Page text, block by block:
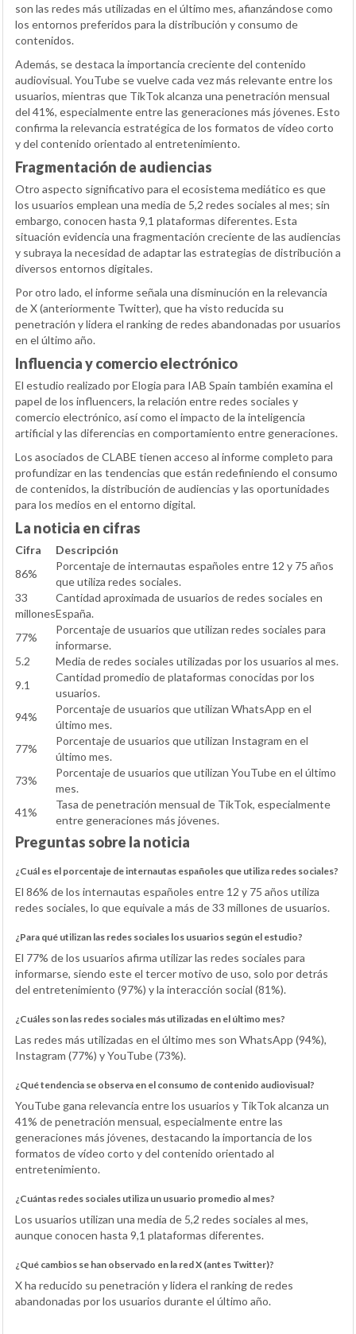
son las redes más utilizadas en el último mes, afianzándose como
los entornos preferidos para la distribución y consumo de
contenidos.
Además, se destaca la importancia creciente del contenido
audiovisual. YouTube se vuelve cada vez más relevante entre los
usuarios, mientras que TikTok alcanza una penetración mensual
del 41%, especialmente entre las generaciones más jóvenes. Esto
confirma la relevancia estratégica de los formatos de vídeo corto
y del contenido orientado al entretenimiento.
Fragmentación de audiencias
Otro aspecto significativo para el ecosistema mediático es que
los usuarios emplean una media de 5,2 redes sociales al mes; sin
embargo, conocen hasta 9,1 plataformas diferentes. Esta
situación evidencia una fragmentación creciente de las audiencias
y subraya la necesidad de adaptar las estrategias de distribución a
diversos entornos digitales.
Por otro lado, el informe señala una disminución en la relevancia
de X (anteriormente Twitter), que ha visto reducida su
penetración y lidera el ranking de redes abandonadas por usuarios
en el último año.
Influencia y comercio electrónico
El estudio realizado por Elogia para IAB Spain también examina el
papel de los influencers, la relación entre redes sociales y
comercio electrónico, así como el impacto de la inteligencia
artificial y las diferencias en comportamiento entre generaciones.
Los asociados de CLABE tienen acceso al informe completo para
profundizar en las tendencias que están redefiniendo el consumo
de contenidos, la distribución de audiencias y las oportunidades
para los medios en el entorno digital.
La noticia en cifras
Cifra
Descripción
86%
Porcentaje de internautas españoles entre 12 y 75 años
que utiliza redes sociales.
33
millones
Cantidad aproximada de usuarios de redes sociales en
España.
77%
Porcentaje de usuarios que utilizan redes sociales para
informarse.
5.2
Media de redes sociales utilizadas por los usuarios al mes.
9.1
Cantidad promedio de plataformas conocidas por los
usuarios.
94%
Porcentaje de usuarios que utilizan WhatsApp en el
último mes.
77%
Porcentaje de usuarios que utilizan Instagram en el
último mes.
73%
Porcentaje de usuarios que utilizan YouTube en el último
mes.
41%
Tasa de penetración mensual de TikTok, especialmente
entre generaciones más jóvenes.
Preguntas sobre la noticia
¿Cuál es el porcentaje de internautas españoles que utiliza redes sociales?
El 86% de los internautas españoles entre 12 y 75 años utiliza
redes sociales, lo que equivale a más de 33 millones de usuarios.
¿Para qué utilizan las redes sociales los usuarios según el estudio?
El 77% de los usuarios afirma utilizar las redes sociales para
informarse, siendo este el tercer motivo de uso, solo por detrás
del entretenimiento (97%) y la interacción social (81%).
¿Cuáles son las redes sociales más utilizadas en el último mes?
Las redes más utilizadas en el último mes son WhatsApp (94%),
Instagram (77%) y YouTube (73%).
¿Qué tendencia se observa en el consumo de contenido audiovisual?
YouTube gana relevancia entre los usuarios y TikTok alcanza un
41% de penetración mensual, especialmente entre las
generaciones más jóvenes, destacando la importancia de los
formatos de vídeo corto y del contenido orientado al
entretenimiento.
¿Cuántas redes sociales utiliza un usuario promedio al mes?
Los usuarios utilizan una media de 5,2 redes sociales al mes,
aunque conocen hasta 9,1 plataformas diferentes.
¿Qué cambios se han observado en la red X (antes Twitter)?
X ha reducido su penetración y lidera el ranking de redes
abandonadas por los usuarios durante el último año.